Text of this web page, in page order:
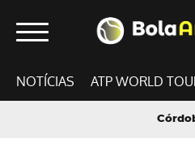
NOTÍCIAS ATP WORLD